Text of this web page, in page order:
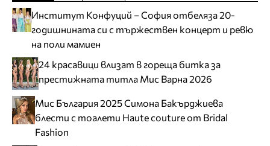
Институт Конфуций – София отбеляза 20-
годишнината си с тържествен концерт и ревю
на поли мамиен
24 красавици влизат в гореща битка за
престижната титла Мис Варна 2026
Мис България 2025 Симона Бакърджиева
блести с тоалети Haute couture от Bridal
Fashion